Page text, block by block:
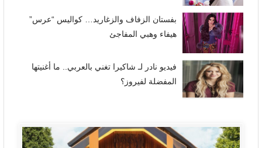
بفستان الزفاف والزغاريد… كواليس “عرس”
هيفاء وهبي المفاجئ
فيديو نادر لـ شاكيرا تغني بالعربي.. ما أغنيتها
المفضلة لفيروز؟